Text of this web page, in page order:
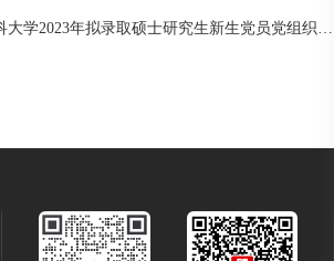
· 广州医科大学2023年拟录取硕士研究生新生党员党组织关系转接的通知